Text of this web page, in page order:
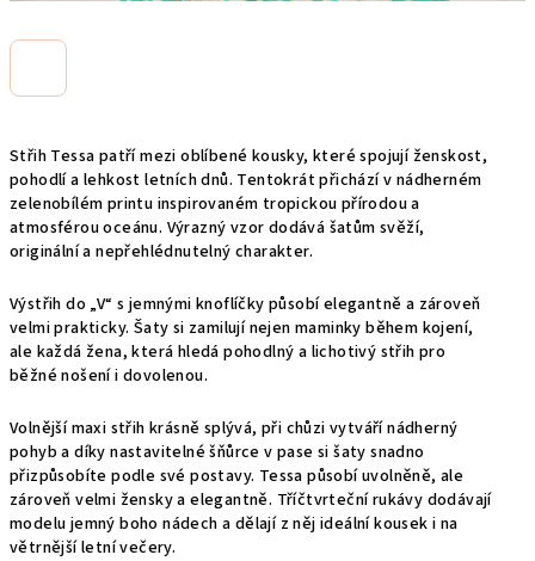
Střih Tessa patří mezi oblíbené kousky, které spojují ženskost,
pohodlí a lehkost letních dnů. Tentokrát přichází v nádherném
zelenobílém printu inspirovaném tropickou přírodou a
atmosférou oceánu. Výrazný vzor dodává šatům svěží,
originální a nepřehlédnutelný charakter.
Výstřih do „V“ s jemnými knoflíčky působí elegantně a zároveň
velmi prakticky. Šaty si zamilují nejen maminky během kojení,
ale každá žena, která hledá pohodlný a lichotivý střih pro
běžné nošení i dovolenou.
Volnější maxi střih krásně splývá, při chůzi vytváří nádherný
pohyb a díky nastavitelné šňůrce v pase si šaty snadno
přizpůsobíte podle své postavy. Tessa působí uvolněně, ale
zároveň velmi žensky a elegantně. Tříčtvrteční rukávy dodávají
modelu jemný boho nádech a dělají z něj ideální kousek i na
větrnější letní večery.